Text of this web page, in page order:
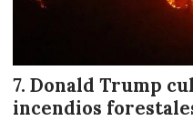
Donald Trump
incendios